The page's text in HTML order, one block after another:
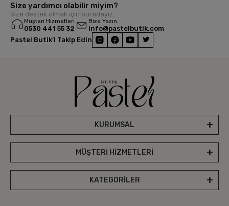
Size yardımcı olabilir miyim?
Size destek olmak için buradayız.
Müşteri Hizmetleri
0530 441 55 32
Bize Yazın
info@pastelbutik.com
Pastel Butik’i Takip Edin
KURUMSAL
MÜŞTERİ HİZMETLERİ
KATEGORİLER